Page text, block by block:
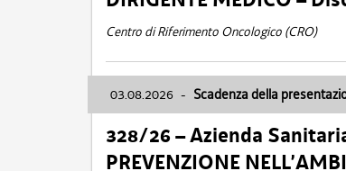
Centro di Riferimento Oncologico (CRO)
03.08.2026 - Scadenza della
328/26 – Azienda
PREVENZIONE